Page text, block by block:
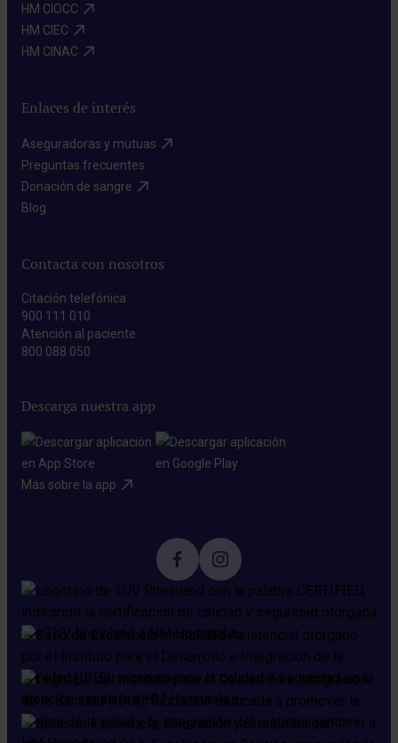
HM CIOCC​
HM CIEC​
HM CINAC​
Enlaces de interés
Aseguradoras y mutuas​
Preguntas frecuentes​
Donación de sangre​
Blog​
Contacta con nosotros
Citación telefónica
900 111 010
Atención al paciente
800 088 050
Descarga nuestra app
Más sobre la app​